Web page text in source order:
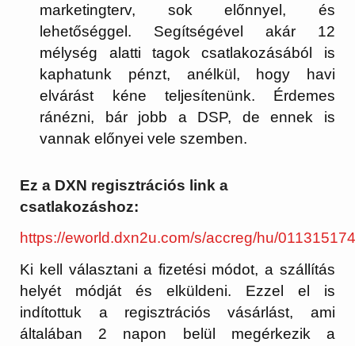
marketingterv, sok előnnyel, és
lehetőséggel. Segítségével akár 12
mélység alatti tagok csatlakozásából is
kaphatunk pénzt, anélkül, hogy havi
elvárást kéne teljesítenünk. Érdemes
ránézni, bár jobb a DSP, de ennek is
vannak előnyei vele szemben.
Ez a DXN regisztrációs link a
csatlakozáshoz:
https://eworld.dxn2u.com/s/accreg/hu/
Ki kell választani a fizetési módot, a szállítás
helyét módját és elküldeni. Ezzel el is
indítottuk a regisztrációs vásárlást, ami
általában 2 napon belül megérkezik a